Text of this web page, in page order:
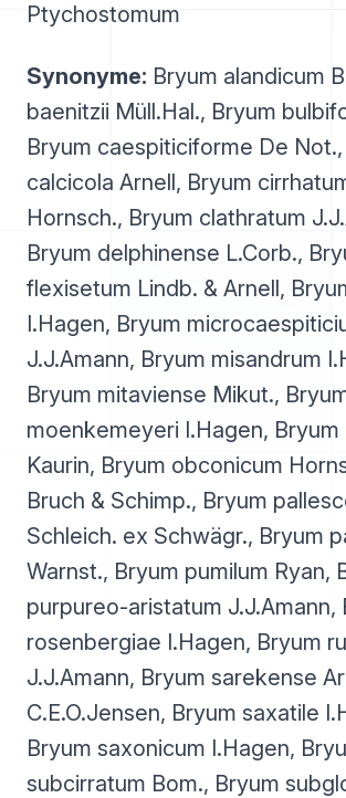
Ptychostomum
Synonyme: Bryum alandicum
baenitzii Müll.Hal., Bryum
Bryum caespiticiforme De
calcicola Arnell, Bryum
Hornsch., Bryum clathratum
Bryum delphinense L.Corb.,
flexisetum Lindb. & Arnell,
I.Hagen, Bryum
J.J.Amann, Bryum misandrum
Bryum mitaviense Mikut.,
moenkemeyeri I.Hagen, Bryum
Kaurin, Bryum obconicum
Bruch & Schimp., Bryum
Schleich. ex Schwägr., Bryum
Warnst., Bryum pumilum Ryan,
purpureo-aristatum J.J.Amann,
rosenbergiae I.Hagen, Bryum
J.J.Amann, Bryum sarekense
C.E.O.Jensen, Bryum saxatile
Bryum saxonicum I.Hagen,
subcirratum Bom., Bryum